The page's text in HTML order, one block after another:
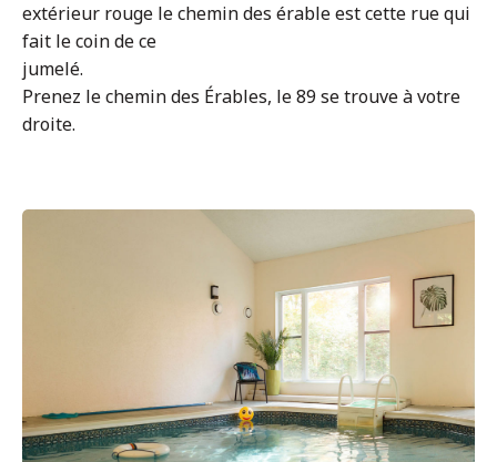
extérieur rouge le chemin des érable est cette rue qui
fait le coin de ce
jumelé.
Prenez le chemin des Érables, le 89 se trouve à votre
droite.